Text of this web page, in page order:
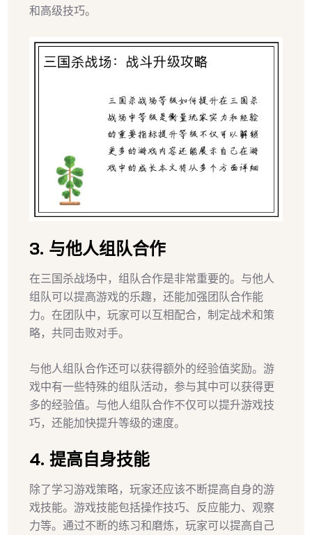
和高级技巧。
3. 与他人组队合作
在三国杀战场中，组队合作是非常重要的。与他人
组队可以提高游戏的乐趣，还能加强团队合作能
力。在团队中，玩家可以互相配合，制定战术和策
略，共同击败对手。
与他人组队合作还可以获得额外的经验值奖励。游
戏中有一些特殊的组队活动，参与其中可以获得更
多的经验值。与他人组队合作不仅可以提升游戏技
巧，还能加快提升等级的速度。
4. 提高自身技能
除了学习游戏策略，玩家还应该不断提高自身的游
戏技能。游戏技能包括操作技巧、反应能力、观察
力等。通过不断的练习和磨炼，玩家可以提高自己